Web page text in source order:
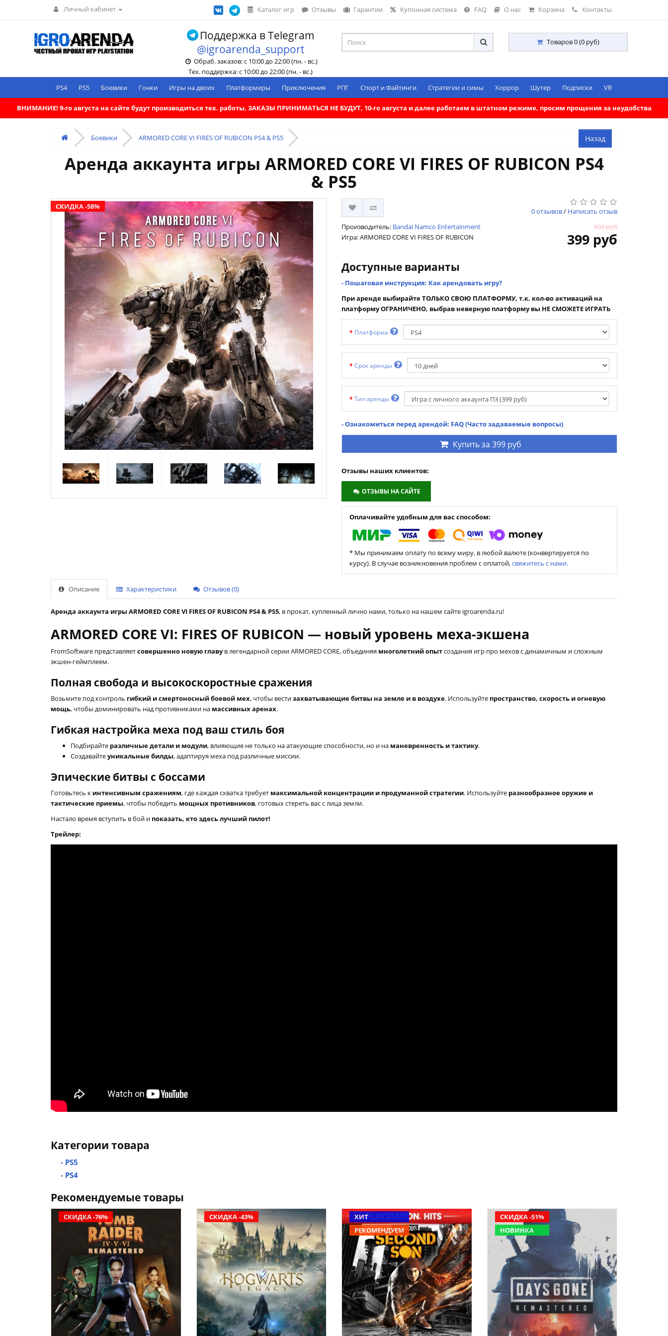
Личный кабинет Каталог игр Отзывы Гарантии Купонная система FAQ О нас Корзина Контакты
Поддержка в Telegram
@igroarenda_support
Обраб. заказов: с 10:00 до 22:00 (пн. - вс.)
Тех. поддержка: с 10:00 до 22:00 (пн. - вс.)
Товаров 0 (0 руб)
PS4 PS5 Боевики Гонки Игры на двоих Платформеры Приключения РПГ Спорт и Файтинги Стратегии и симы Хоррор Шутер Подписки VR
ВНИМАНИЕ! 9-го августа на сайте будут производиться тех. работы, ЗАКАЗЫ ПРИНИМАТЬСЯ НЕ БУДУТ, 10-го августа и далее работаем в штатном режиме, просим прощения за неудобства
Боевики ARMORED CORE VI FIRES OF RUBICON PS4 & PS5
Аренда аккаунта игры ARMORED CORE VI FIRES OF RUBICON PS4
& PS5
СКИДКА -58%
0 отзывов/ Написать отзыв
Производитель: Bandai Namco Entertainment
Игра: ARMORED CORE VI FIRES OF RUBICON
933 руб
399 руб
Доступные варианты
- Пошаговая инструкция: Как арендовать игру?
При аренде выбирайте ТОЛЬКО СВОЮ ПЛАТФОРМУ, т.к. кол-во активаций на
платформу ОГРАНИЧЕНО, выбрав неверную платформу вы НЕ СМОЖЕТЕ ИГРАТЬ
Платформа
Срок аренды
Тип аренды
- Ознакомиться перед арендой: FAQ (Часто задаваемые вопросы)
Купить за 399 руб
Отзывы наших клиентов:
ОТЗЫВЫ НА САЙТЕ
Оплачивайте удобным для вас способом:
* Мы принимаем оплату по всему миру, в любой валюте (конвертируется по
курсу). В случае возникновения проблем с оплатой,свяжитесь с нами.
Описание Характеристики Отзывов (0)
Аренда аккаунта игры ARMORED CORE VI FIRES OF RUBICON PS4 & PS5, в прокат, купленный лично нами, только на нашем сайте igroarenda.ru!
ARMORED CORE VI: FIRES OF RUBICON — новый уровень меха-экшена
FromSoftware представляетсовершенно новую главув легендарной серии ARMORED CORE, объединяя многолетний опытсоздания игр про мехов с динамичным и сложным
экшен-геймплеем.
Полная свобода и высокоскоростные сражения
Возьмите под контроль гибкий и смертоносный боевой мех, чтобы вестизахватывающие битвы на земле и в воздухе. Используйте пространство, скорость и огневую
мощь, чтобы доминировать над противниками на массивных аренах.
Гибкая настройка меха под ваш стиль боя
Подбирайте различные детали и модули, влияющие не только на атакующие способности, но и на маневренность и тактику.
Создавайтеуникальные билды, адаптируя меха под различные миссии.
Эпические битвы с боссами
Готовьтесь к интенсивным сражениям, где каждая схватка требует максимальной концентрации и продуманной стратегии. Используйте разнообразное оружие и
тактические приемы, чтобы победить мощных противников, готовых стереть вас с лица земли.
Настало время вступить в бой и показать, кто здесь лучший пилот!
Трейлер:
Категории товара
- PS5
- PS4
Рекомендуемые товары
СКИДКА -76% СКИДКА -43%
ХИТ
РЕКОМЕНДУЕМ
СКИДКА -51%
НОВИНКА